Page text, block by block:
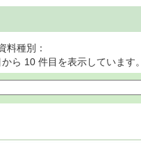
料種別：
ら 10 件目を表示しています